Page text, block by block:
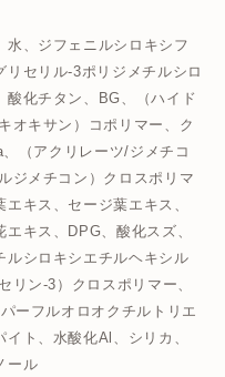
、ジフェニルシロキシフ
セリル-3ポリジメチルシロ
酸化チタン、BG、（ハイド
オキサン）コポリマー、ク
（アクリレーツ/ジメチコ
ジメチコン）クロスポリマ
キス、セージ葉エキス、
キス、DPG、酸化スズ、
ルシロキシエチルヘキシル
リン-3）クロスポリマー、
ーフルオロオクチルトリエ
ト、水酸化Al、シリカ、
ール